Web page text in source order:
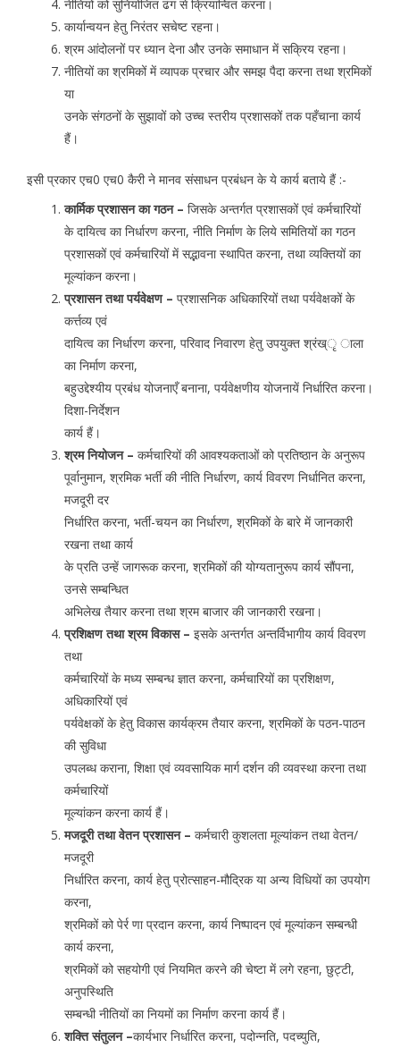
नीतियों को सुनियोजित ढंग से क्रियान्वित करना।
कार्यान्वयन हेतु निरंतर सचेष्ट रहना।
श्रम आंदोलनों पर ध्यान देना और उनके समाधान में सक्रिय रहना।
नीतियों का श्रमिकों में व्यापक प्रचार और समझ पैदा करना तथा श्रमिकों
या
उनके संगठनों के सुझावों को उच्च स्तरीय प्रशासकों तक पहँचाना कार्य
हैं।
इसी प्रकार एच0 एच0 कैरी ने मानव संसाधन प्रबंधन के ये कार्य बताये हैं :-
कार्मिक प्रशासन का गठन – जिसके अन्तर्गत प्रशासकों एवं कर्मचारियों
के दायित्व का निर्धारण करना, नीति निर्माण के लिये समितियों का गठन
प्रशासकों एवं कर्मचारियों में सद्भावना स्थापित करना, तथा व्यक्तियों का
मूल्यांकन करना।
प्रशासन तथा पर्यवेक्षण – प्रशासनिक अधिकारियों तथा पर्यवेक्षकों के
कर्त्तव्य एवं
दायित्व का निर्धारण करना, परिवाद निवारण हेतु उपयुक्त श्रंख्ृ ाला
का निर्माण करना,
बहुउद्देश्यीय प्रबंध योजनाएँ बनाना, पर्यवेक्षणीय योजनायें निर्धारित करना।
दिशा-निर्देशन
कार्य हैं।
श्रम नियोजन – कर्मचारियों की आवश्यकताओं को प्रतिष्ठान के अनुरूप
पूर्वानुमान, श्रमिक भर्ती की नीति निर्धारण, कार्य विवरण निर्धानित करना,
मजदूरी दर
निर्धारित करना, भर्ती-चयन का निर्धारण, श्रमिकों के बारे में जानकारी
रखना तथा कार्य
के प्रति उन्हें जागरूक करना, श्रमिकों की योग्यतानुरूप कार्य सौंपना,
उनसे सम्बन्धित
अभिलेख तैयार करना तथा श्रम बाजार की जानकारी रखना।
प्रशिक्षण तथा श्रम विकास – इसके अन्तर्गत अन्तर्विभागीय कार्य विवरण
तथा
कर्मचारियों के मध्य सम्बन्ध ज्ञात करना, कर्मचारियों का प्रशिक्षण,
अधिकारियों एवं
पर्यवेक्षकों के हेतु विकास कार्यक्रम तैयार करना, श्रमिकों के पठन-पाठन
की सुविधा
उपलब्ध कराना, शिक्षा एवं व्यवसायिक मार्ग दर्शन की व्यवस्था करना तथा
कर्मचारियों
मूल्यांकन करना कार्य हैं।
मजदूरी तथा वेतन प्रशासन – कर्मचारी कुशलता मूल्यांकन तथा वेतन/
मजदूरी
निर्धारित करना, कार्य हेतु प्रोत्साहन-मौद्रिक या अन्य विधियों का उपयोग
करना,
श्रमिकों को पेर्र णा प्रदान करना, कार्य निष्पादन एवं मूल्यांकन सम्बन्धी
कार्य करना,
श्रमिकों को सहयोगी एवं नियमित करने की चेष्टा में लगे रहना, छुट्टी,
अनुपस्थिति
सम्बन्धी नीतियों का नियमों का निर्माण करना कार्य हैं।
शक्ति संतुलन –कार्यभार निर्धारित करना, पदोन्नति, पदच्युति,